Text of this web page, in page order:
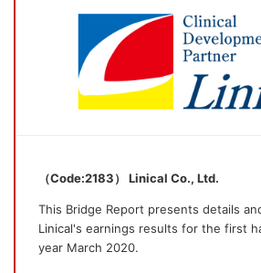
（Code:2183） Linical Co., Ltd.
This Bridge Report presents details
Linical's earnings results for the first
year March 2020.